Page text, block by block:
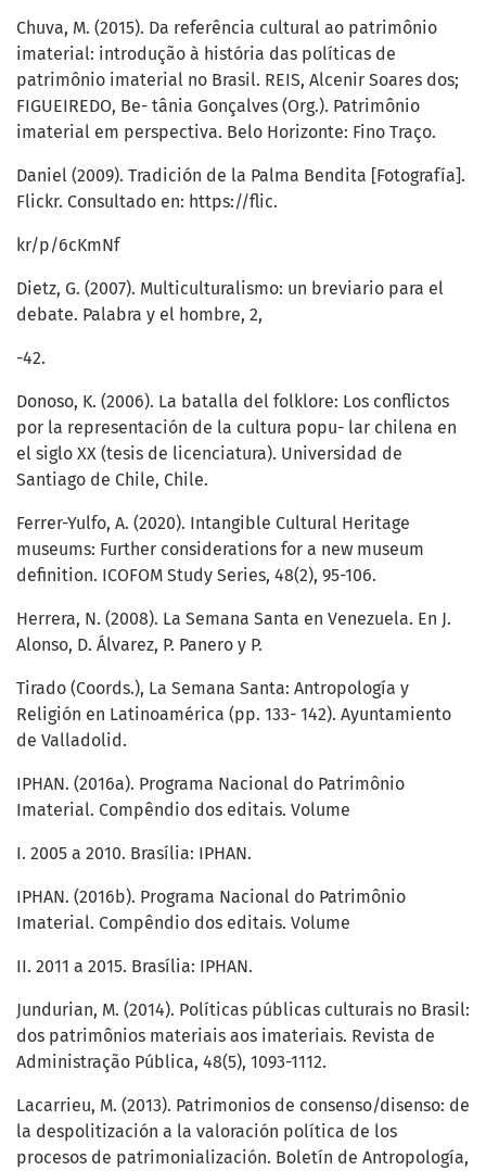
Chuva, M. (2015). Da referência cultural ao patrimônio
imaterial: introdução à história das políticas de
patrimônio imaterial no Brasil. REIS, Alcenir Soares dos;
FIGUEIREDO, Be- tânia Gonçalves (Org.). Patrimônio
imaterial em perspectiva. Belo Horizonte: Fino Traço.
Daniel (2009). Tradición de la Palma Bendita [Fotografía].
Flickr. Consultado en: https://flic.
kr/p/6cKmNf
Dietz, G. (2007). Multiculturalismo: un breviario para el
debate. Palabra y el hombre, 2,
-42.
Donoso, K. (2006). La batalla del folklore: Los conflictos
por la representación de la cultura popu- lar chilena en
el siglo XX (tesis de licenciatura). Universidad de
Santiago de Chile, Chile.
Ferrer-Yulfo, A. (2020). Intangible Cultural Heritage
museums: Further considerations for a new museum
definition. ICOFOM Study Series, 48(2), 95-106.
Herrera, N. (2008). La Semana Santa en Venezuela. En J.
Alonso, D. Álvarez, P. Panero y P.
Tirado (Coords.), La Semana Santa: Antropología y
Religión en Latinoamérica (pp. 133- 142). Ayuntamiento
de Valladolid.
IPHAN. (2016a). Programa Nacional do Patrimônio
Imaterial. Compêndio dos editais. Volume
I. 2005 a 2010. Brasília: IPHAN.
IPHAN. (2016b). Programa Nacional do Patrimônio
Imaterial. Compêndio dos editais. Volume
II. 2011 a 2015. Brasília: IPHAN.
Jundurian, M. (2014). Políticas públicas culturais no Brasil:
dos patrimônios materiais aos imateriais. Revista de
Administração Pública, 48(5), 1093-1112.
Lacarrieu, M. (2013). Patrimonios de consenso/disenso: de
la despolitización a la valoración política de los
procesos de patrimonialización. Boletín de Antropología,